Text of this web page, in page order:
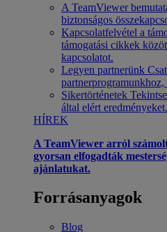
A TeamViewer
biztonságos
Kapcsolatfelvétel a
támogatási cikkek
kapcsolatot.
Legyen partnerünk
partnerprogramunkhoz,
Sikertörténetek
által elért eredményeket.
HÍREK
A TeamViewer arról
gyorsan elfogadták
ajánlatukat.
Forrásanyagok
Blog